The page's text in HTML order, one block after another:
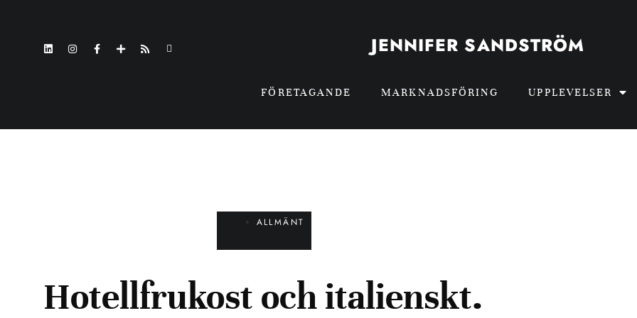
JENNIFER SANDSTRÖM
FÖRETAGANDE MARKNADSFÖRING UPPLEVELSER
ALLMÄNT
Hotellfrukost och italienskt.